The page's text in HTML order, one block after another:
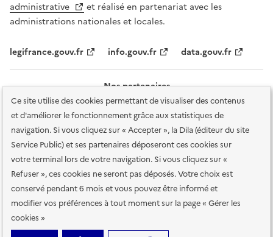
Ce site utilise des cookies permettant de visualiser des contenus
et d'améliorer le fonctionnement grâce aux statistiques de
navigation. Si vous cliquez sur « Accepter », la Dila (éditeur du site
Service Public) et ses partenaires déposeront ces cookies sur
votre terminal lors de votre navigation. Si vous cliquez sur «
Refuser », ces cookies ne seront pas déposés. Votre choix est
conservé pendant 6 mois et vous pouvez être informé et
modifier vos préférences à tout moment sur la page « Gérer les
cookies »
administrative
et réalisé en partenariat avec les
administrations nationales et locales.
legifrance.gouv.fr info.gouv.fr data.gouv.fr
Nos partenaires
Plan du site Accessibilité : totalement conforme
Accessibilité des
services en ligne Mentions légales Données personnelles et sécurité
Conditions générales d'utilisation Gestion des cookies
Sauf mention contraire, tous les contenus de ce site sont sous